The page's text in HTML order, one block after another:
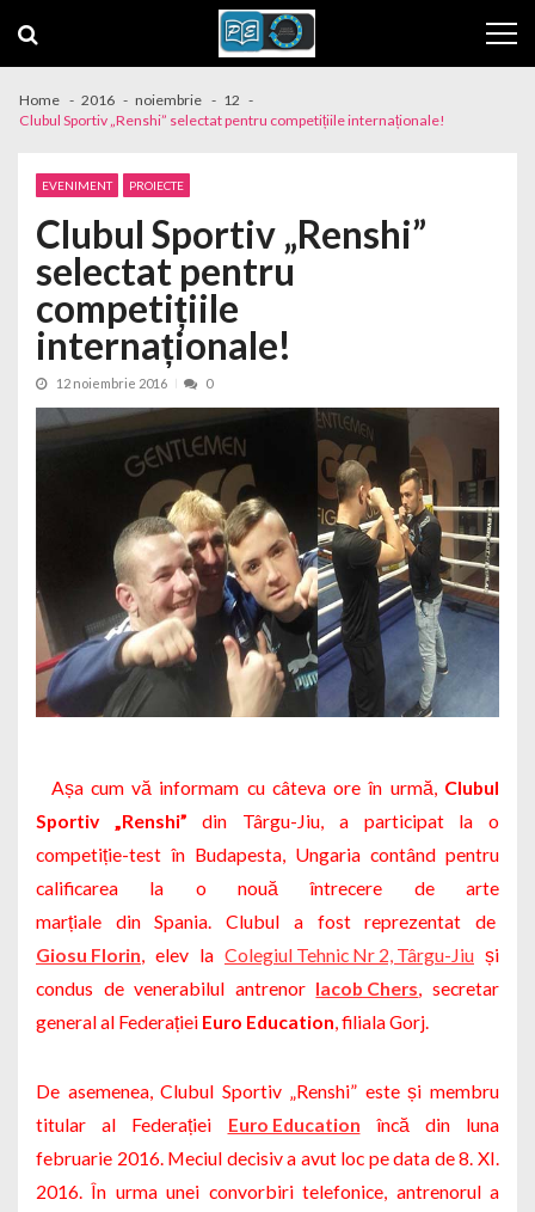
Home 2016 noiembrie
12
Clubul Sportiv „Renshi” selectat pentru competițiile internaționale!
EVENIMENT PROIECTE
Clubul Sportiv „Renshi”
selectat pentru
competițiile
internaționale!
12 noiembrie 2016 0
Așa cum vă informam cu câteva ore în urmă, Clubul
Sportiv „Renshi”din Târgu-Jiu, a participat la o
competiție-test în Budapesta, Ungaria contând pentru
calificarea la o nouă întrecere de arte
marțiale din Spania. Clubul a fost reprezentat de
Giosu Florin, elev la Colegiul Tehnic Nr 2, Târgu-Jiu și
condus de venerabilul antrenor Iacob Chers, secretar
general al Federației Euro Education, filiala Gorj.
De asemenea, Clubul Sportiv „Renshi” este și membru
titular al Federației Euro Education
încă din luna
februarie 2016. Meciul decisiv a avut loc pe data de 8. XI.
2016. În urma unei convorbiri telefonice, antrenorul a